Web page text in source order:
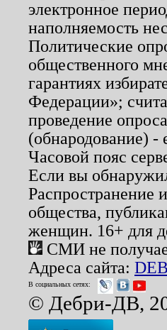
электронное
наполняемость
Политические
общественного
гарантиях
Федерации»;
проведение
(обнародование) -
Часовой пояс
Если вы
Распространение
общества,
женщин. 16+ для
СМИ не
Адреса сайта:
В социальных сетях:
© Дебри-ДВ,